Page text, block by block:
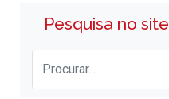
Pesquisa no site